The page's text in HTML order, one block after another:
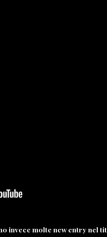
invece molte new entry nel